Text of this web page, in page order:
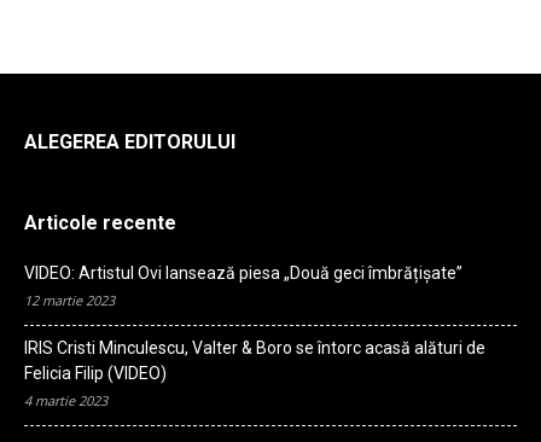
ALEGEREA EDITORULUI
Articole recente
VIDEO: Artistul Ovi lansează piesa „Două geci îmbrățișate”
12 martie 2023
IRIS Cristi Minculescu, Valter & Boro se întorc acasă alături de
Felicia Filip (VIDEO)
4 martie 2023